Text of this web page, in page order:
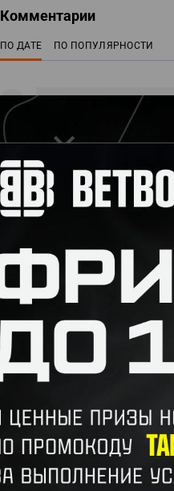
Комментарии
ПО ДАТЕ ПО ПОПУЛЯРНОСТИ